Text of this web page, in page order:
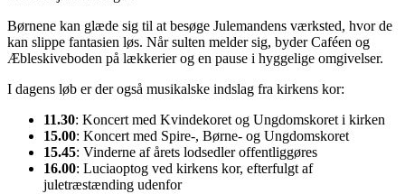
Børnene kan glæde sig til at besøge Julemandens værksted, hvor de
kan slippe fantasien løs. Når sulten melder sig, byder Caféen og
Æbleskiveboden på lækkerier og en pause i hyggelige omgivelser.
I dagens løb er der også musikalske indslag fra kirkens kor:
11.30: Koncert med Kvindekoret og Ungdomskoret i kirken
15.00: Koncert med Spire-, Børne- og Ungdomskoret
15.45: Vinderne af årets lodsedler offentliggøres
16.00: Luciaoptog ved kirkens kor, efterfulgt af
juletræstænding udenfor